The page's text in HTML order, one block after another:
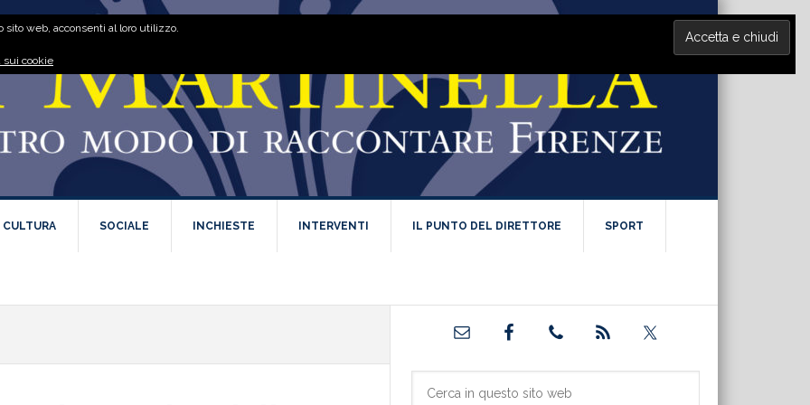
CULTURA SOCIALE INCHIESTE INTERVENTI IL PUNTO DEL DIRETTORE SPORT
Barra
primaria
web, acconsenti al loro utilizzo.
sui cookie